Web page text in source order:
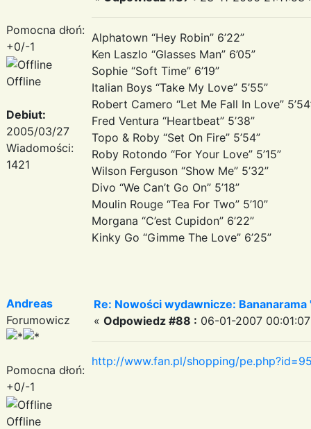
Pomocna dłoń:
+0/-1
Offline
Debiut:
2005/03/27
Wiadomości:
1421
Alphatown “Hey Robin” 6’22”
Ken Laszlo “Glasses Man” 6’05”
Sophie “Soft Time” 6’19”
Italian Boys “Take My Love” 5’55”
Robert Camero “Let Me Fall In Love”
Fred Ventura “Heartbeat” 5’38”
Topo & Roby “Set On Fire” 5’54”
Roby Rotondo “For Your Love” 5’15”
Wilson Ferguson “Show Me” 5’32”
Divo “We Can’t Go On” 5’18”
Moulin Rouge “Tea For Two” 5’10”
Morgana “C’est Cupidon” 6’22”
Kinky Go “Gimme The Love” 6’25”
Andreas
Forumowicz
Pomocna dłoń:
+0/-1
Offline
Re: Nowości wydawnicze:
« Odpowiedz #88 : 06-01-2007
http://www.fan.pl/shopping/